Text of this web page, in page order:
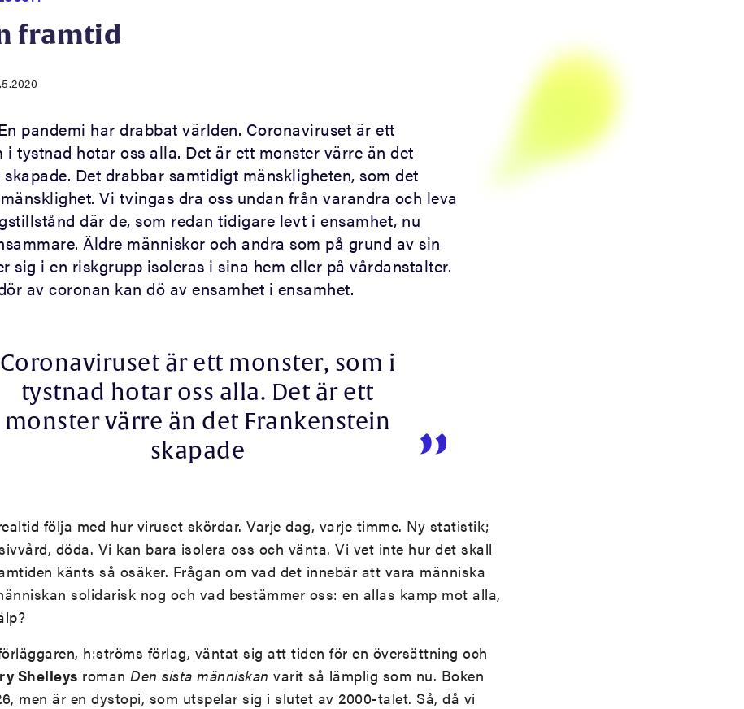
framtid
pandemi har drabbat världen. Coronaviruset är ett
i tystnad hotar oss alla. Det är ett monster värre än det
skapade. Det drabbar samtidigt mänskligheten, som det
Vi tvingas dra oss undan från varandra och leva
där de, som redan tidigare levt i ensamhet, nu
Äldre människor och andra som på grund av sin
sig i en riskgrupp isoleras i sina hem eller på vårdanstalter.
av coronan kan dö av ensamhet i ensamhet.
Coronaviruset är ett monster, som i
tystnad hotar oss alla. Det är ett
monster värre än det Frankenstein
skapade
följa med hur viruset skördar. Varje dag, varje timme. Ny statistik;
döda. Vi kan bara isolera oss och vänta. Vi vet inte hur det skall
känts så osäker. Frågan om vad det innebär att vara människa
solidarisk nog och vad bestämmer oss: en allas kamp mot alla,
h:ströms förlag, väntat sig att tiden för en översättning och
Shelleys roman Den sista människan varit så lämplig som nu. Boken
men är en dystopi, som utspelar sig i slutet av 2000-talet. Så, då vi